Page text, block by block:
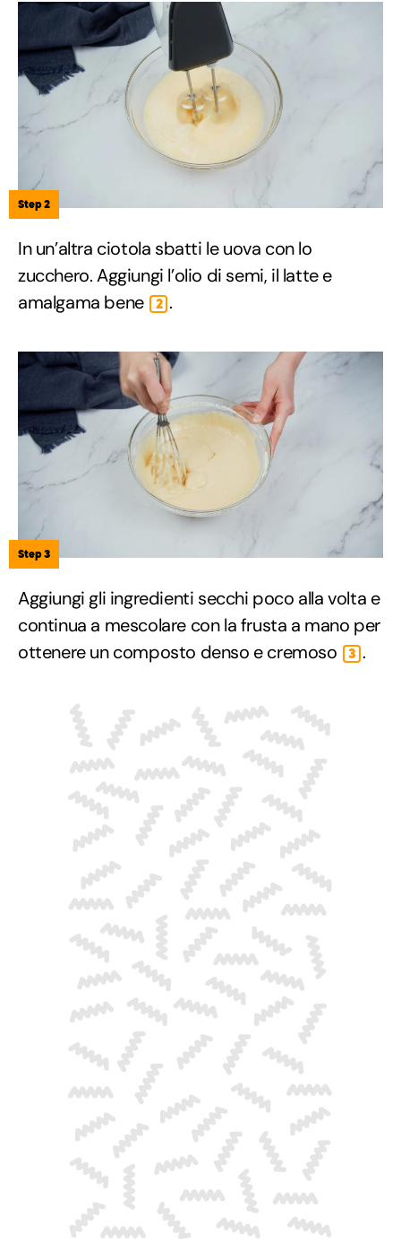
Step 2
In un’altra ciotola sbatti le uova con lo
zucchero. Aggiungi l’olio di semi, il latte e
amalgama bene
2 .
Step 3
Aggiungi gli ingredienti secchi poco alla volta e
continua a mescolare con la frusta a mano per
ottenere un composto denso e cremoso
3 .